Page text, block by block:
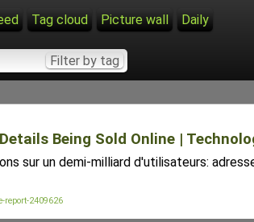
Tag cloud Picture wall Daily
Being Sold Online |
sur un demi-milliard d'utilisateurs:
report-2409626